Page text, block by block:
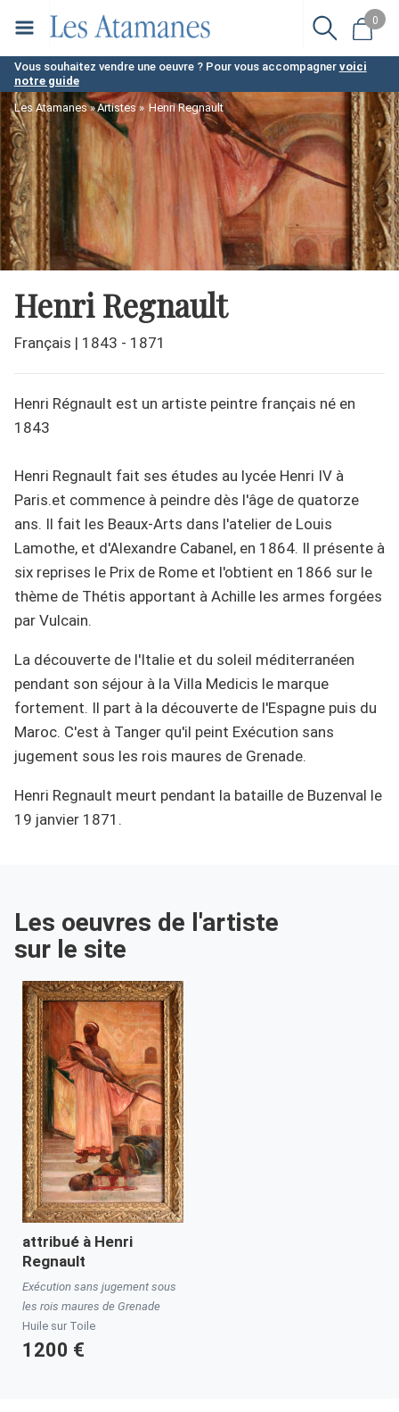
au
contenu
principal
0
Vous souhaitez vendre une oeuvre ? Pour vous accompagner voici
notre guide
Les Atamanes
Artistes Henri Regnault
Henri Regnault
Français | 1843 - 1871
Henri Régnault est un artiste peintre français né en
1843
Henri Regnault fait ses études au lycée Henri IV à
Paris.et commence à peindre dès l'âge de quatorze
ans. Il fait les Beaux-Arts dans l'atelier de Louis
Lamothe, et d'Alexandre Cabanel, en 1864. Il présente à
six reprises le Prix de Rome et l'obtient en 1866 sur le
thème de Thétis apportant à Achille les armes forgées
par Vulcain.
La découverte de l'Italie et du soleil méditerranéen
pendant son séjour à la Villa Medicis le marque
fortement. Il part à la découverte de l'Espagne puis du
Maroc. C'est à Tanger qu'il peint Exécution sans
jugement sous les rois maures de Grenade.
Henri Regnault meurt pendant la bataille de Buzenval le
19 janvier 1871.
Les oeuvres de l'artiste
sur le site
attribué à Henri
Regnault
Exécution sans jugement sous
les rois maures de Grenade
Huile sur Toile
1200 €